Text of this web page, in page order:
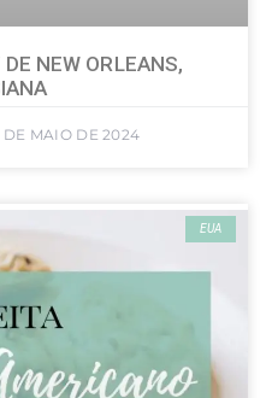
NEW ORLEANS,
DE MAIO DE 2024
EUA